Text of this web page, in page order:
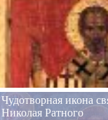
Чудотворная икона
Николая Ратного